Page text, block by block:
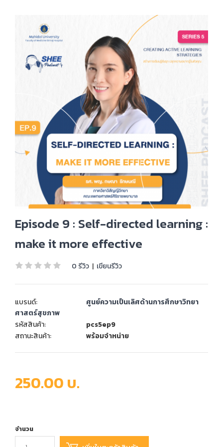
Episode 9 : Self-directed learning :
make it more effective
0 รีวิว | เขียนรีวิว
แบรนด์:
ศูนย์ความเป็นเลิศด้านการศึกษาวิทยา
ศาสตร์สุขภาพ
รหัสสินค้า:
pcs5ep9
สถานะสินค้า:
พร้อมจำหน่าย
250.00 บ.
จำนวน